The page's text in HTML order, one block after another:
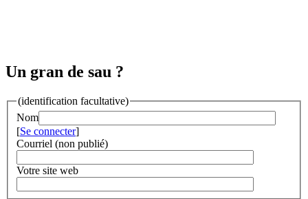
Un gran de sau ?
(identification facultative)
Nom
[Se connecter]
Courriel (non publié)
Votre site web